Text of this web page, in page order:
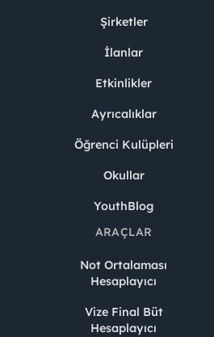
Şirketler
İlanlar
Etkinlikler
Ayrıcalıklar
Öğrenci Kulüpleri
Okullar
YouthBlog
ARAÇLAR
Not Ortalaması
Hesaplayıcı
Vize Final Büt
Hesaplayıcı